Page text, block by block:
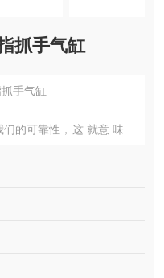
抓手气缸
手气缸
的可靠性，这 就意 味着